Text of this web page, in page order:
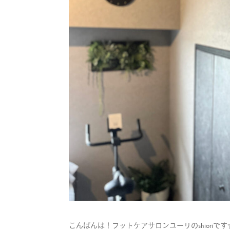
こんばんは！フットケアサロンユーリのshioriで